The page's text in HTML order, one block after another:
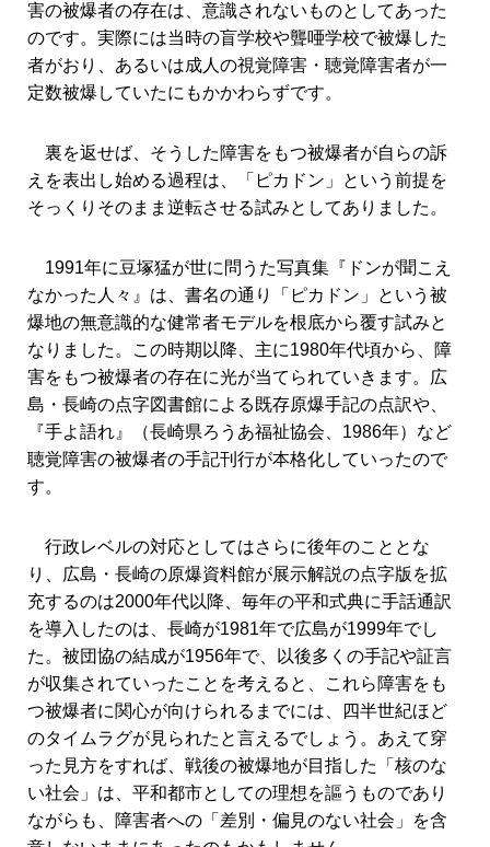
害の被爆者の存在は、意識されないものとしてあった
のです。実際には当時の盲学校や聾唖学校で被爆した
者がおり、あるいは成人の視覚障害・聴覚障害者が一
定数被爆していたにもかかわらずです。
裏を返せば、そうした障害をもつ被爆者が自らの訴
えを表出し始める過程は、「ピカドン」という前提を
そっくりそのまま逆転させる試みとしてありました。
1991年に豆塚猛が世に問うた写真集『ドンが聞こえ
なかった人々』は、書名の通り「ピカドン」という被
爆地の無意識的な健常者モデルを根底から覆す試みと
なりました。この時期以降、主に1980年代頃から、障
害をもつ被爆者の存在に光が当てられていきます。広
島・長崎の点字図書館による既存原爆手記の点訳や、
『手よ語れ』（長崎県ろうあ福祉協会、1986年）など
聴覚障害の被爆者の手記刊行が本格化していったので
す。
行政レベルの対応としてはさらに後年のこととな
り、広島・長崎の原爆資料館が展示解説の点字版を拡
充するのは2000年代以降、毎年の平和式典に手話通訳
を導入したのは、長崎が1981年で広島が1999年でし
た。被団協の結成が1956年で、以後多くの手記や証言
が収集されていったことを考えると、これら障害をも
つ被爆者に関心が向けられるまでには、四半世紀ほど
のタイムラグが見られたと言えるでしょう。あえて穿
った見方をすれば、戦後の被爆地が目指した「核のな
い社会」は、平和都市としての理想を謳うものであり
ながらも、障害者への「差別・偏見のない社会」を含